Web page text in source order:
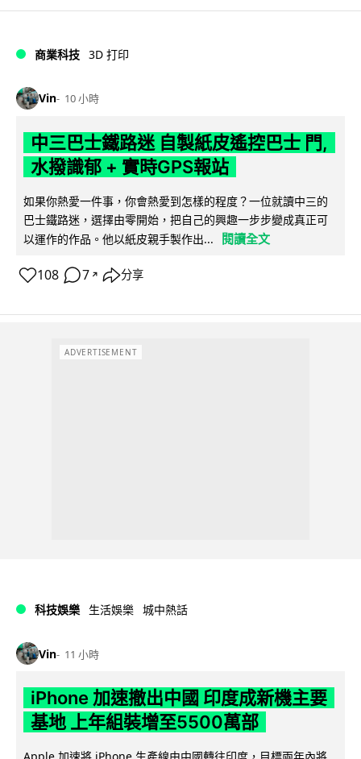
商業科技 3D 打印
Vin 10 小時
中三巴士鐵路迷 自製紙皮遙控巴士 門,
水撥識郁 + 實時GPS報站
如果你熱愛一件事，你會熱愛到怎樣的程度？一位就讀中三的
巴士鐵路迷，選擇由零開始，把自己的興趣一步步變成真正可
以運作的作品。他以紙皮親手製作出...
閱讀全文
108 7 ↗ 分享
ADVERTISEMENT
科技娛樂 生活娛樂 城中熱話
Vin 11 小時
iPhone 加速撤出中國 印度成新機主要
基地 上年組裝增至5500萬部